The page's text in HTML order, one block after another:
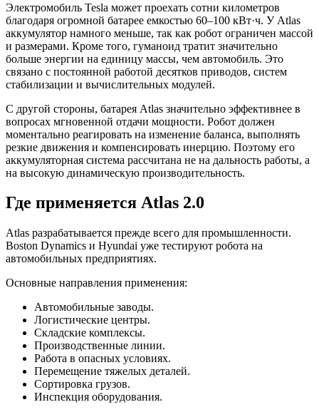
Электромобиль Tesla может проехать сотни километров
благодаря огромной батарее емкостью 60–100 кВт·ч. У Atlas
аккумулятор намного меньше, так как робот ограничен массой
и размерами. Кроме того, гуманоид тратит значительно
больше энергии на единицу массы, чем автомобиль. Это
связано с постоянной работой десятков приводов, систем
стабилизации и вычислительных модулей.
С другой стороны, батарея Atlas значительно эффективнее в
вопросах мгновенной отдачи мощности. Робот должен
моментально реагировать на изменение баланса, выполнять
резкие движения и компенсировать инерцию. Поэтому его
аккумуляторная система рассчитана не на дальность работы, а
на высокую динамическую производительность.
Где применяется Atlas 2.0
Atlas разрабатывается прежде всего для промышленности.
Boston Dynamics и Hyundai уже тестируют робота на
автомобильных предприятиях.
Основные направления применения:
Автомобильные заводы.
Логистические центры.
Складские комплексы.
Производственные линии.
Работа в опасных условиях.
Перемещение тяжелых деталей.
Сортировка грузов.
Инспекция оборудования.